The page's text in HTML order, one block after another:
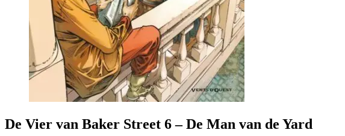
De Vier van Baker Street 6 – De Man van de Yard